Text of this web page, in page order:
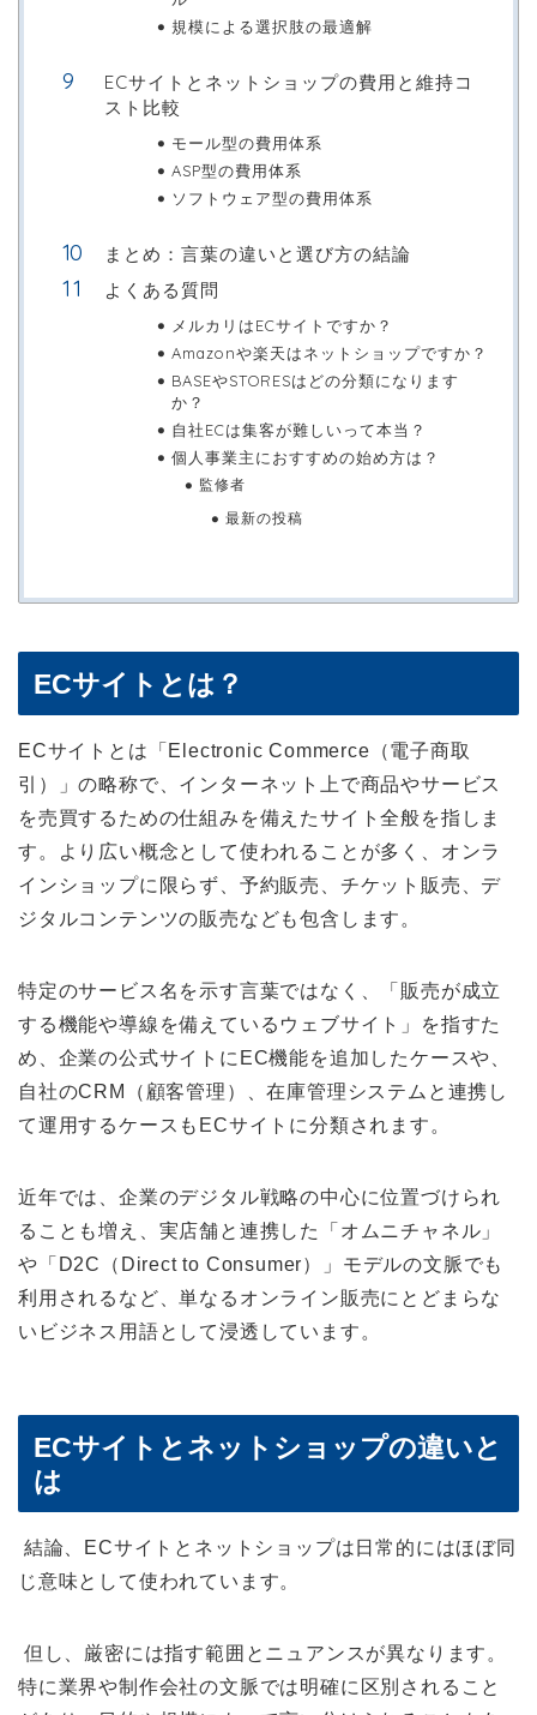
規模による選択肢の最適解
ECサイトとネットショップの費用と維持コ
スト比較
モール型の費用体系
ASP型の費用体系
ソフトウェア型の費用体系
まとめ：言葉の違いと選び方の結論
よくある質問
メルカリはECサイトですか？
Amazonや楽天はネットショップですか？
BASEやSTORESはどの分類になります
か？
自社ECは集客が難しいって本当？
個人事業主におすすめの始め方は？
監修者
最新の投稿
ECサイトとは？
ECサイトとは「Electronic Commerce（電子商取
引）」の略称で、インターネット上で商品やサービス
を売買するための仕組みを備えたサイト全般を指しま
す。より広い概念として使われることが多く、オンラ
インショップに限らず、予約販売、チケット販売、デ
ジタルコンテンツの販売なども包含します。
特定のサービス名を示す言葉ではなく、「販売が成立
する機能や導線を備えているウェブサイト」を指すた
め、企業の公式サイトにEC機能を追加したケースや、
自社のCRM（顧客管理）、在庫管理システムと連携し
て運用するケースもECサイトに分類されます。
近年では、企業のデジタル戦略の中心に位置づけられ
ることも増え、実店舗と連携した「オムニチャネル」
や「D2C（Direct to Consumer）」モデルの文脈でも
利用されるなど、単なるオンライン販売にとどまらな
いビジネス用語として浸透しています。
ECサイトとネットショップの違いと
は
結論、ECサイトとネットショップは日常的にはほぼ同
じ意味として使われています。
但し、厳密には指す範囲とニュアンスが異なります。
特に業界や制作会社の文脈では明確に区別されること